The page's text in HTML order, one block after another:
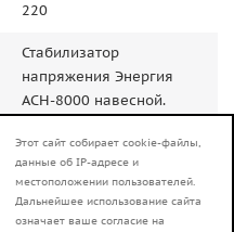
220
Стабилизатор
напряжения Энергия
АСН-8000 навесной.
14.5
15.5
Этот сайт собирает cookie-файлы,
данные об IP-адресе и
местоположении пользователей.
Дальнейшее использование сайта
означает ваше согласие на